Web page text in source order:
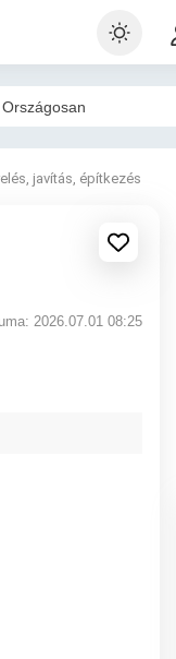
javítás, építkezés
2026.07.01 08:25